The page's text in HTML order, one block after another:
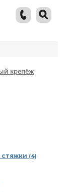
крепёж
(4)